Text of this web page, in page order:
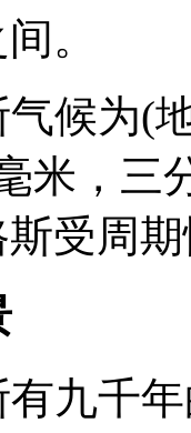
。
候为(
米，三
受周
有九千